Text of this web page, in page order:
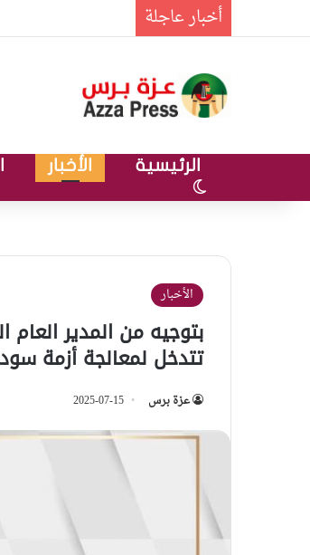
أخبار عاجلة
الرئيسية الأخبار
الوضع المظلم
الأخبار
بتوجيه من المدير
تتدخل لمعالجة أزمة
عزة برس 2025-07-15